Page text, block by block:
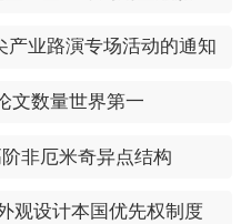
产业路演专场活动的通知
文数量世界第一
非厄米奇异点结构
观设计本国优先权制度